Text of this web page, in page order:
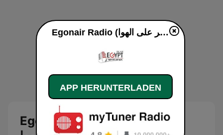
Egonair Radio (راديو مصر على
Egonair Radio (راديو مصر على الهوا) live
APP HERUNTERLADEN